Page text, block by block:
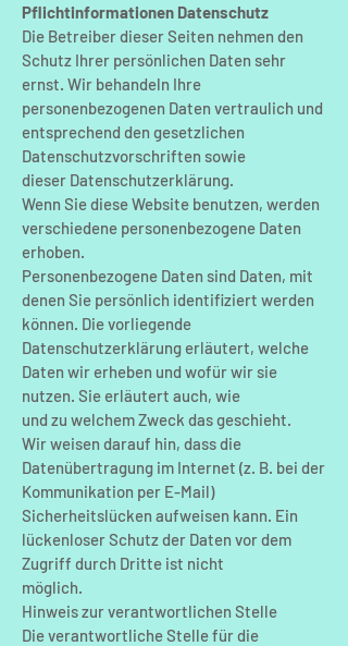
Pflichtinformationen Datenschutz
Die Betreiber dieser Seiten nehmen den
Schutz Ihrer persönlichen Daten sehr
ernst. Wir behandeln Ihre
personenbezogenen Daten vertraulich und
entsprechend den gesetzlichen
Datenschutzvorschriften sowie
dieser Datenschutzerklärung.
Wenn Sie diese Website benutzen, werden
verschiedene personenbezogene Daten
erhoben.
Personenbezogene Daten sind Daten, mit
denen Sie persönlich identifiziert werden
können. Die vorliegende
Datenschutzerklärung erläutert, welche
Daten wir erheben und wofür wir sie
nutzen. Sie erläutert auch, wie
und zu welchem Zweck das geschieht.
Wir weisen darauf hin, dass die
Datenübertragung im Internet (z. B. bei der
Kommunikation per E-Mail)
Sicherheitslücken aufweisen kann. Ein
lückenloser Schutz der Daten vor dem
Zugriff durch Dritte ist nicht
möglich.
Hinweis zur verantwortlichen Stelle
Die verantwortliche Stelle für die